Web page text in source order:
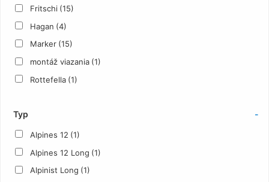
Fritschi (15)
Hagan (4)
Marker (15)
montáž viazania (1)
Rottefella (1)
Typ -
Alpines 12 (1)
Alpines 12 Long (1)
Alpinist Long (1)